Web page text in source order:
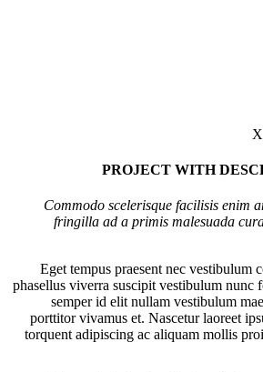
PROJECT WITH
Commodo scelerisque facilisis enim
fringilla ad a primis malesuada
Eget tempus praesent nec vestibulum
phasellus viverra suscipit vestibulum nunc
semper id elit nullam vestibulum
porttitor vivamus et. Nascetur laoreet
torquent adipiscing ac aliquam mollis